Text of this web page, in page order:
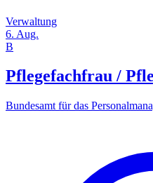
Verwaltung
6. Aug.
B
Pflegefachfrau /
Bundesamt für das